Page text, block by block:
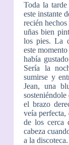
Toda la
este instante
recién
uñas bien
los pies. La
este
había
Sería la
sumirse y
Jean, una
el brazo
veía
de los cerca
cabeza
a la discoteca.